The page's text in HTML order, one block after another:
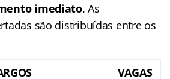
imediato. As
são distribuídas entre os
VAGAS